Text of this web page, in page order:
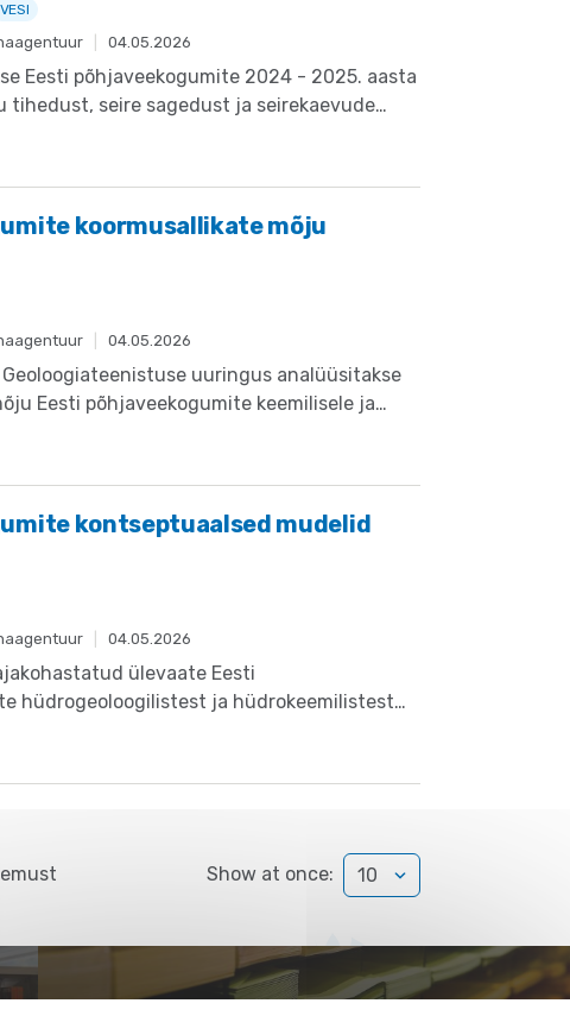
VESI
04.05.2026
Eesti põhjaveekogumite 2024 - 2025. aasta
tihedust, seire sagedust ja seirekaevude
2000/60/EÜ) ja põhjaveedirektiivile
koormusallikate mõju
04.05.2026
Geoloogiateenistuse uuringus analüüsitakse
Eesti põhjaveekogumite keemilisele ja
otsuste tegemiseks, keskendudes
ja säästvale kasutamisele.
kontseptuaalsed mudelid
04.05.2026
ülevaate Eesti
hüdrogeoloogilistest ja hüdrokeemilistest
Show at once: 10